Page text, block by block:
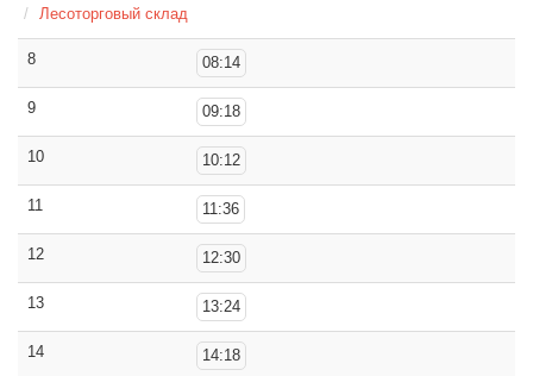
Лесоторговый склад
8 08:14
9 09:18
10 10:12
11 11:36
12 12:30
13 13:24
14 14:18